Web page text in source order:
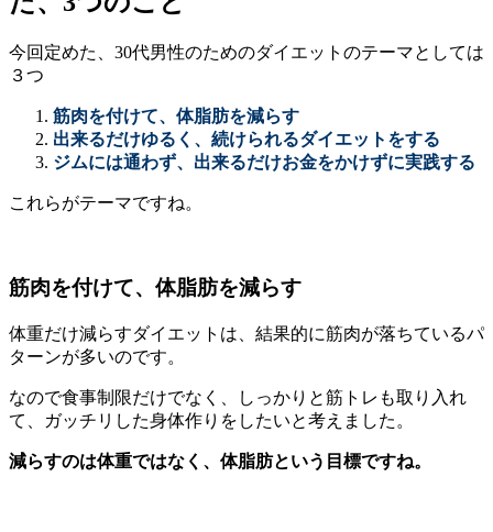
今回定めた、30代男性のためのダイエットのテーマとしては
３つ
筋肉を付けて、体脂肪を減らす
出来るだけゆるく、続けられるダイエットをする
ジムには通わず、出来るだけお金をかけずに実践する
これらがテーマですね。
筋肉を付けて、体脂肪を減らす
体重だけ減らすダイエットは、結果的に筋肉が落ちているパ
ターンが多いのです。
なので食事制限だけでなく、しっかりと筋トレも取り入れ
て、ガッチリした身体作りをしたいと考えました。
減らすのは体重ではなく、体脂肪という目標ですね。